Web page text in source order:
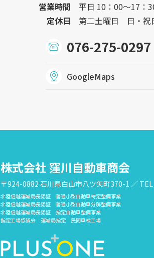
営業時間
平日 10：00〜17：
定休日
第二土曜日 日・祝
076-275-0297
GoogleMaps
株式会社 窪川自動車商会
〒924-0882 石川県白山市八ツ矢町370-1 ／
北陸信越運輸局長認証 普通小型自動車特定整備事業
北陸信越運輸局長認証 普通小型自動車分解整備事業
北陸信越運輸局長認証 指定自動車整備事業
指定工場協議会 運輸局指定 民間車検工場